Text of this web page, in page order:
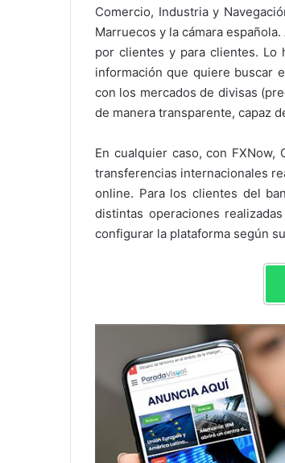
Comercio, Industria y
Marruecos y la cámara
por clientes y para clientes. Lo
información que quiere buscar
con los mercados de divisas
de manera transparente, capaz
En cualquier caso, con
transferencias internacionales
online. Para los clientes del
distintas operaciones
configurar la plataforma según